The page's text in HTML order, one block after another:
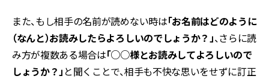
また、もし相手の名前が読めない時は「お名前はどのように
（なんと）お読みしたらよろしいのでしょうか？」、さらに読
み方が複数ある場合は「○○様とお読みしてよろしいので
しょうか？」 と聞くことで、相手も不快な思いをせずに訂正